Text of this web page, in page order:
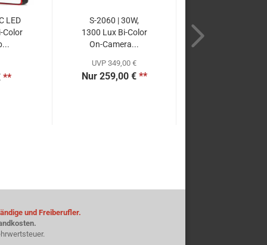
LED
Color
**
S-2060 | 30W,
1300 Lux Bi-Color
On-Camera...
UVP 349,00 €
Nur 259,00 €**
und Freiberufler.